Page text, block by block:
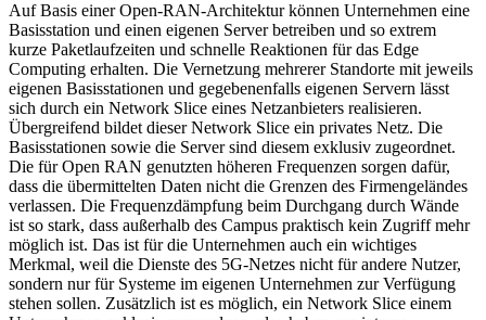
Auf Basis einer Open-RAN-Architektur können Unternehmen eine
Basisstation und einen eigenen Server betreiben und so extrem
kurze Paketlaufzeiten und schnelle Reaktionen für das Edge
Computing erhalten. Die Vernetzung mehrerer Standorte mit jeweils
eigenen Basisstationen und gegebenenfalls eigenen Servern lässt
sich durch ein Network Slice eines Netzanbieters realisieren.
Übergreifend bildet dieser Network Slice ein privates Netz. Die
Basisstationen sowie die Server sind diesem exklusiv zugeordnet.
Die für Open RAN genutzten höheren Frequenzen sorgen dafür,
dass die übermittelten Daten nicht die Grenzen des Firmengeländes
verlassen. Die Frequenzdämpfung beim Durchgang durch Wände
ist so stark, dass außerhalb des Campus praktisch kein Zugriff mehr
möglich ist. Das ist für die Unternehmen auch ein wichtiges
Merkmal, weil die Dienste des 5G-Netzes nicht für andere Nutzer,
sondern nur für Systeme im eigenen Unternehmen zur Verfügung
stehen sollen. Zusätzlich ist es möglich, ein Network Slice einem